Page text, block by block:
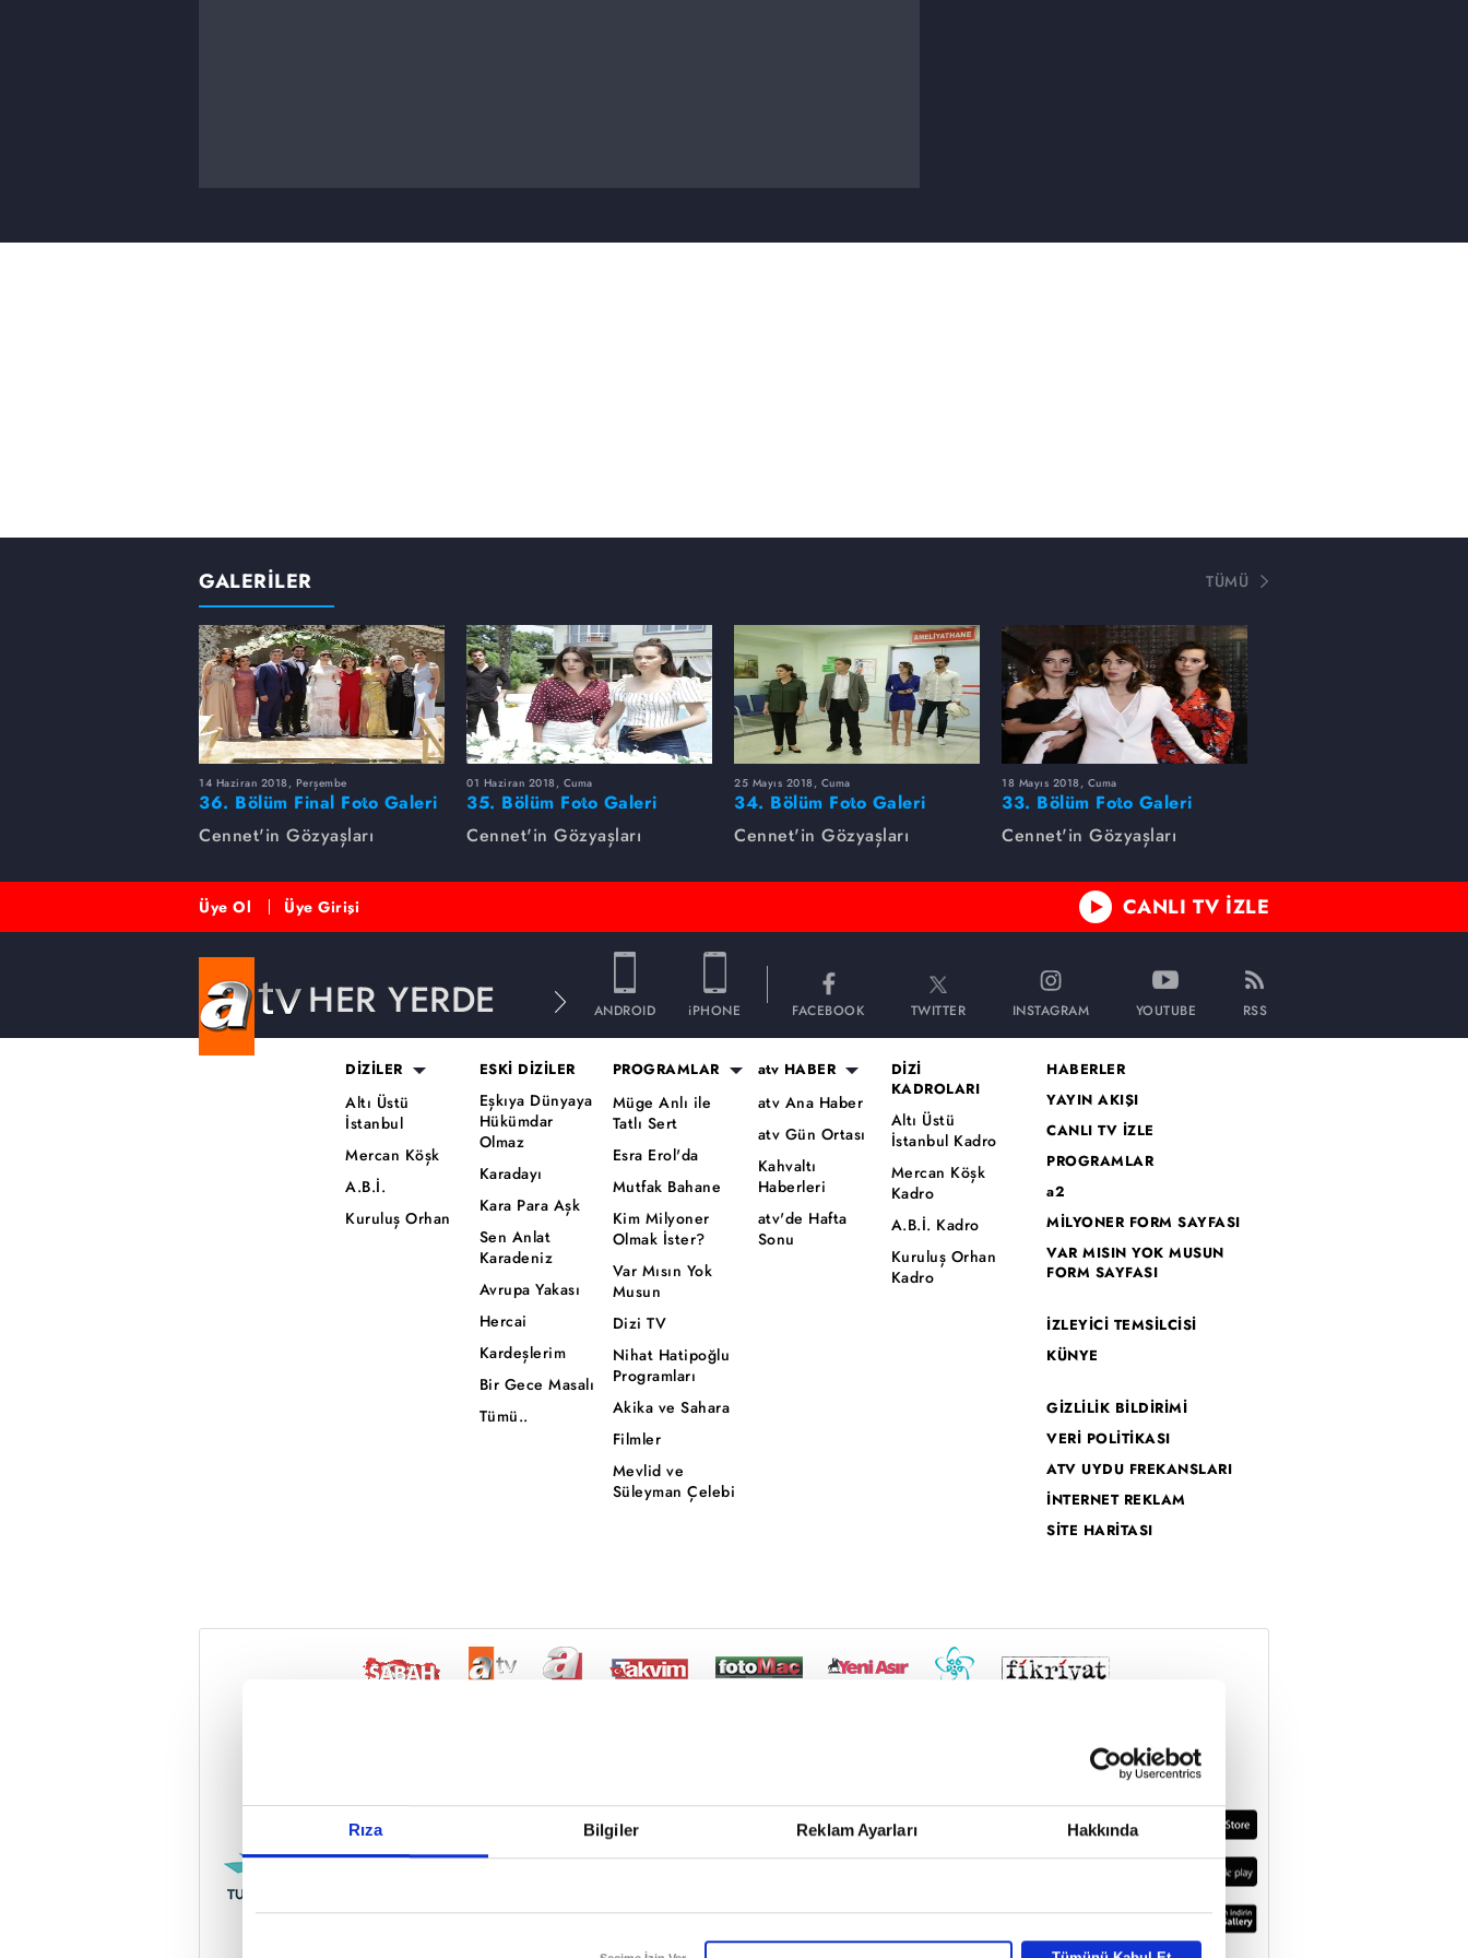
Rıza Bilgiler Reklam Ayarları Hakkında
Reddet
GALERİLER TÜMÜ
14 Haziran 2018, Perşembe
36. Bölüm Final Foto Galeri
Cennet'in Gözyaşları
01 Haziran 2018, Cuma
35. Bölüm Foto Galeri
Cennet'in Gözyaşları
25 Mayıs 2018, Cuma
34. Bölüm Foto Galeri
Cennet'in Gözyaşları
18 Mayıs 2018, Cuma
33. Bölüm Foto Galeri
Cennet'in Gözyaşları
Üye Ol Üye Girişi CANLI TV İZLE
HER YERDE ANDROID iPHONE FACEBOOK TWITTER INSTAGRAM YOUTUBE RSS
DİZİLER
Altı Üstü
İstanbul
Mercan Köşk
A.B.İ.
Kuruluş Orhan
ESKİ DİZİLER
Eşkıya Dünyaya
Hükümdar
Olmaz
Karadayı
Kara Para Aşk
Sen Anlat
Karadeniz
Avrupa Yakası
Hercai
Kardeşlerim
Bir Gece Masalı
Tümü..
PROGRAMLAR
Müge Anlı ile
Tatlı Sert
Esra Erol'da
Mutfak Bahane
Kim Milyoner
Olmak İster?
Var Mısın Yok
Musun
Dizi TV
Nihat Hatipoğlu
Programları
Akika ve Sahara
Filmler
Mevlid ve
Süleyman Çelebi
atv HABER
atv Ana Haber
atv Gün Ortası
Kahvaltı
Haberleri
atv'de Hafta
Sonu
DİZİ
KADROLARI
Altı Üstü
İstanbul Kadro
Mercan Köşk
Kadro
A.B.İ. Kadro
Kuruluş Orhan
Kadro
HABERLER
YAYIN AKIŞI
CANLI TV İZLE
PROGRAMLAR
a2
MİLYONER FORM SAYFASI
VAR MISIN YOK MUSUN
FORM SAYFASI
İZLEYİCİ TEMSİLCİSİ
KÜNYE
GİZLİLİK BİLDİRİMİ
VERİ POLİTİKASI
ATV UYDU FREKANSLARI
İNTERNET REKLAM
SİTE HARİTASI